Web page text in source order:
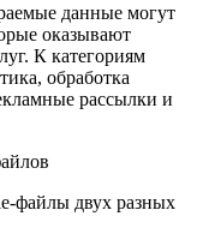
данные могут
оказывают
К категориям
обработка
рассылки и
файлы двух разных